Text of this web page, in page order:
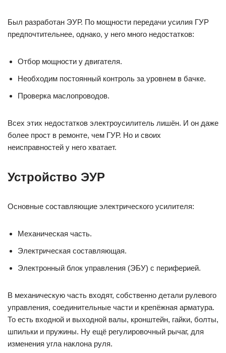
Был разработан ЭУР. По мощности передачи усилия ГУР
предпочтительнее, однако, у него много недостатков:
Отбор мощности у двигателя.
Необходим постоянный контроль за уровнем в бачке.
Проверка маслопроводов.
Всех этих недостатков электроусилитель лишён. И он даже
более прост в ремонте, чем ГУР. Но и своих
неисправностей у него хватает.
Устройство ЭУР
Основные составляющие электрического усилителя:
Механическая часть.
Электрическая составляющая.
Электронный блок управления (ЭБУ) с периферией.
В механическую часть входят, собственно детали рулевого
управления, соединительные части и крепёжная арматура.
То есть входной и выходной валы, кронштейн, гайки, болты,
шпильки и пружины. Ну ещё регулировочный рычаг, для
изменения угла наклона руля.